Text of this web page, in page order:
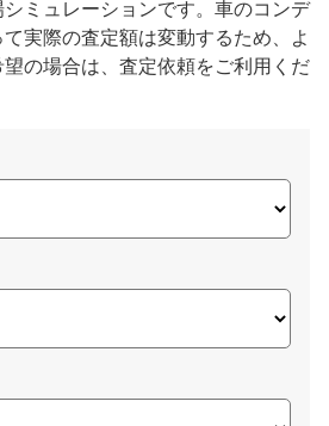
ミュレーションです。車のコンデ
実際の査定額は変動するため、よ
の場合は、査定依頼をご利用くだ